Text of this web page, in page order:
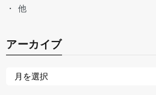
他
アーカイブ